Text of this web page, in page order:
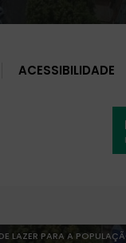
ACESSIBILIDADE
LAZER PARA A